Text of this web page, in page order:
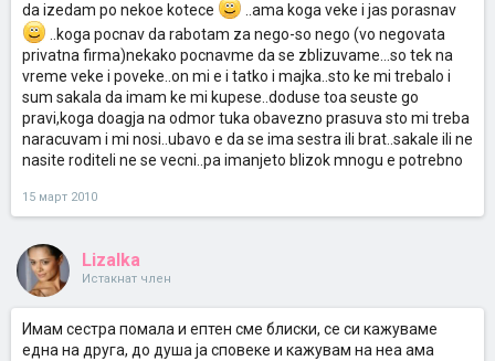
da izedam po nekoe kotece
..ama koga veke i jas porasnav
..koga pocnav da rabotam za nego-so nego (vo negovata
privatna firma)nekako pocnavme da se zblizuvame...so tek na
vreme veke i poveke..on mi e i tatko i majka..sto ke mi trebalo i
sum sakala da imam ke mi kupese..doduse toa seuste go
pravi,koga doagja na odmor tuka obavezno prasuva sto mi treba
naracuvam i mi nosi..ubavo e da se ima sestra ili brat..sakale ili ne
nasite roditeli ne se vecni..pa imanjeto blizok mnogu e potrebno
15 март 2010
Lizalka
Истакнат член
Имам сестра помала и ептен сме блиски, се си кажуваме
една на друга, до душа ја сповеке и кажувам на неа ама